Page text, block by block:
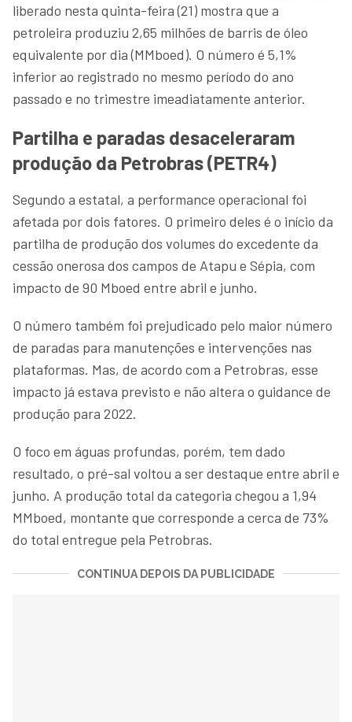
liberado nesta quinta-feira (21) mostra que a
petroleira produziu 2,65 milhões de barris de óleo
equivalente por dia (MMboed). O número é 5,1%
inferior ao registrado no mesmo período do ano
passado e no trimestre imeadiatamente anterior.
Partilha e paradas desaceleraram
produção da Petrobras (PETR4)
Segundo a estatal, a performance operacional foi
afetada por dois fatores. O primeiro deles é o início da
partilha de produção dos volumes do excedente da
cessão onerosa dos campos de Atapu e Sépia, com
impacto de 90 Mboed entre abril e junho.
O número também foi prejudicado pelo maior número
de paradas para manutenções e intervenções nas
plataformas. Mas, de acordo com a Petrobras, esse
impacto já estava previsto e não altera o guidance de
produção para 2022.
O foco em águas profundas, porém, tem dado
resultado, o pré-sal voltou a ser destaque entre abril e
junho. A produção total da categoria chegou a 1,94
MMboed, montante que corresponde a cerca de 73%
do total entregue pela Petrobras.
CONTINUA DEPOIS DA PUBLICIDADE